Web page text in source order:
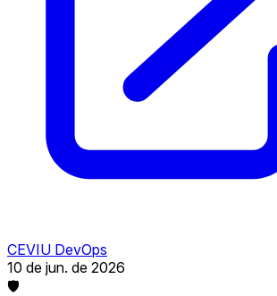
CEVIU DevOps
10 de jun. de 2026
🛡